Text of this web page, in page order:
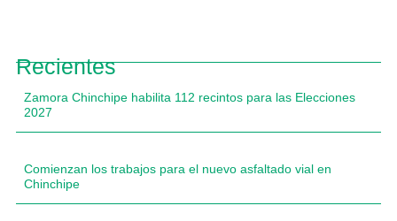
Recientes
Zamora Chinchipe habilita 112 recintos para las Elecciones
2027
Comienzan los trabajos para el nuevo asfaltado vial en
Chinchipe